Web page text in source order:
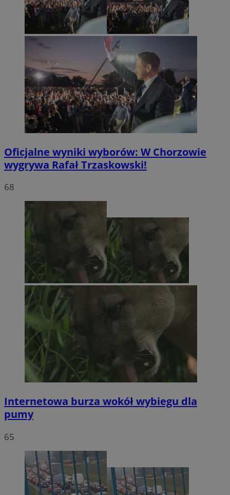
Oficjalne wyniki wyborów: W Chorzowie
wygrywa Rafał Trzaskowski!
68
Internetowa burza wokół wybiegu dla
pumy
65